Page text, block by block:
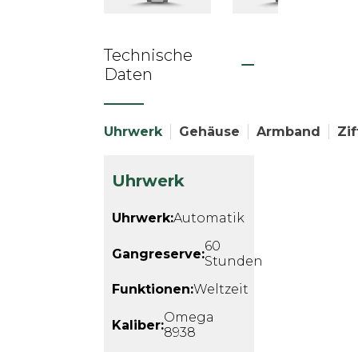
Technische
Daten
Uhrwerk Gehäuse Armband
Uhrwerk
Uhrwerk:Automatik
Gangreserve:60
Stunden
Funktionen:Weltzeit
Kaliber:Omega
8938